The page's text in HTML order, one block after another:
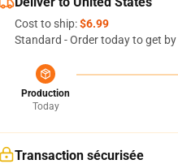
Cost to ship:$6.99
Standard - Order today to get by
Production
Today
Transaction sécurisée